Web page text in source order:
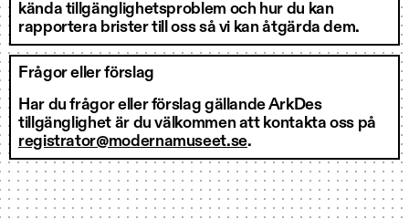
kända tillgänglighetsproblem och hur du kan
rapportera brister till oss så vi kan åtgärda dem.
Frågor eller förslag
Har du frågor eller förslag gällande ArkDes
tillgänglighet är du välkommen att kontakta oss på
registrator@modernamuseet.se.